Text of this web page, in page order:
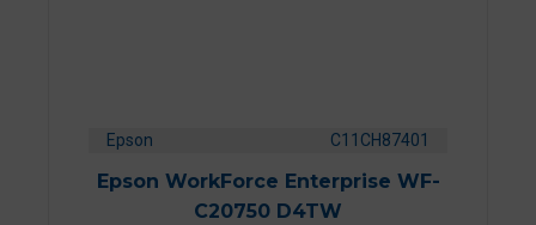
Epson C11CH87401
Epson WorkForce Enterprise WF-
C20750 D4TW